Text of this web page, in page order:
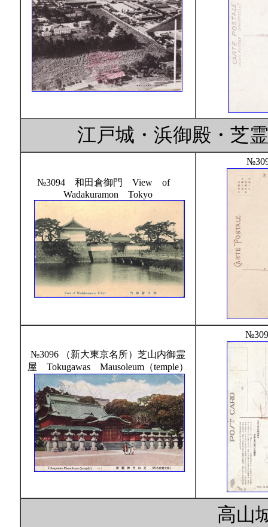
江戸城・浜御殿・芝
№3094 和田倉御門 View of
Wadakuramon Tokyo
№3096 （新大東京名所）芝山内御霊
屋 Tokugawas Mausoleum（temple）
高山